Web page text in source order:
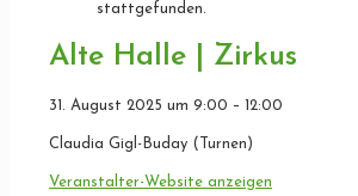
stattgefunden.
Alte Halle | Zirkus
31. August 2025 um 9:00 – 12:00
Claudia Gigl-Buday (Turnen)
Veranstalter-Website anzeigen